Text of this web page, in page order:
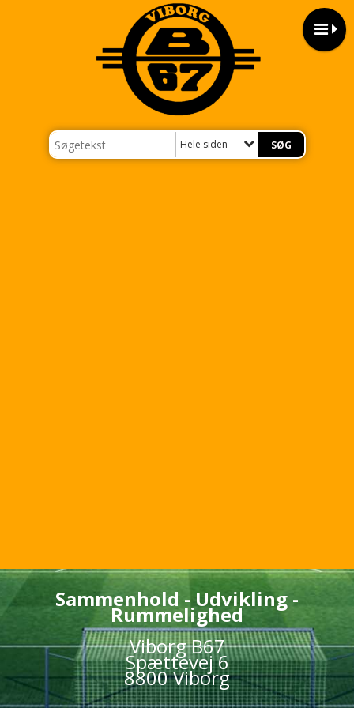
Hele siden
Sammenhold - Udvikling -
Rummelighed
Viborg B67
Spættevej 6
8800 Viborg